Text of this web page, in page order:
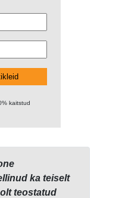
ka teiselt
teostatud
kaitstud